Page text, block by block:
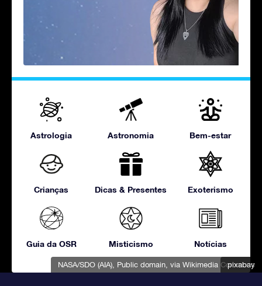
NASA/SDO (AIA) , Public domain, via Wikimedia Commons
pixabay
Astrologia Astronomia Bem-estar
Crianças Dicas & Presentes Exoterismo
Guia da OSR Misticismo Notícias